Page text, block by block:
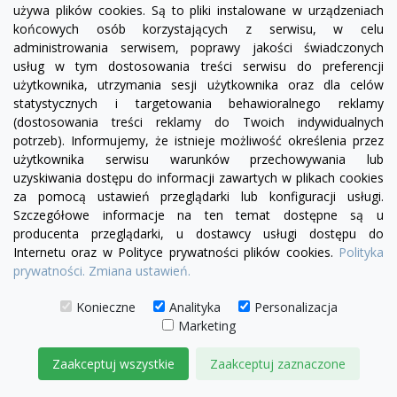
zielonyczerwony
czekoladowy
miętowy
błękitny
Sofa rozkładana chesterfield Canon z funkcją spania
używa plików cookies. Są to pliki instalowane w urządzeniach
końcowych osób korzystających z serwisu, w celu
administrowania serwisem, poprawy jakości świadczonych
usług w tym dostosowania treści serwisu do preferencji
użytkownika, utrzymania sesji użytkownika oraz dla celów
statystycznych i targetowania behawioralnego reklamy
(dostosowania treści reklamy do Twoich indywidualnych
potrzeb). Informujemy, że istnieje możliwość określenia przez
użytkownika serwisu warunków przechowywania lub
uzyskiwania dostępu do informacji zawartych w plikach cookies
za pomocą ustawień przeglądarki lub konfiguracji usługi.
Szczegółowe informacje na ten temat dostępne są u
producenta przeglądarki, u dostawcy usługi dostępu do
Internetu oraz w Polityce prywatności plików cookies. Polityka
prywatności. Zmiana ustawień.
Konieczne Analityka
Personalizacja
Marketing
Zaakceptuj wszystkie Zaakceptuj zaznaczone